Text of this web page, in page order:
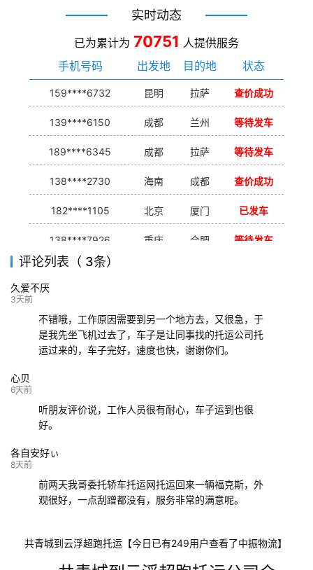
实时动态
已为累计为 70751 人提供服务
手机号码
出发地 目的地 状态
159****6732 昆明 拉萨 查价成功
139****6150 成都 兰州 等待发车
189****6345 成都 拉萨 等待发车
138****2730 海南 成都 查价成功
182****1105 北京 厦门 已发车
138****7926 重庆 合肥 等待发车
139****9233
评论列表（ 3条）
久爱不厌
3天前
不错哦，工作原因需要到另一个地方去，又很急，于
是我先坐飞机过去了，车子是让同事找的托运公司托
运过来的，车子完好，速度也快，谢谢你们。
心贝
6天前
听朋友评价说，工作人员很有耐心，车子运到也很
好。
各自安好ぃ
8天前
前两天我哥委托轿车托运网托运回来一辆福克斯，外
观很好，一点刮蹭都没有，服务非常的满意呢。
共青城到云浮超跑托运【今日已有249用户查看了中振物流】